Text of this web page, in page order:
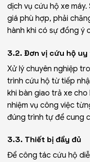
dịch vụ cứu hộ xe máy.
giá phù hợp, phải
hành khi có sự đồng ý
3.2. Đơn vị cứu hộ
Xử lý chuyên nghiệp
trình cứu hộ từ tiếp
khi bàn giao trả xe
nhiệm vụ công việc
đúng trình tự để cung
3.3. Thiết bị đầy đủ
Để công tác cứu hộ